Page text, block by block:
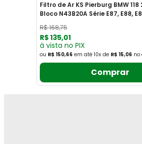
Filtro de Ar KS Pierburg BMW 118
Bloco N43B20A Série E87, E88,
R$168,75
R$135,01
à vista no PIX
ou R$ 150,66 em até 10x de R$ 15,06 no
Comprar